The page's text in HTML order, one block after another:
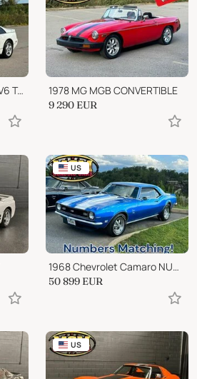
1991 Nissan 300ZX 3.0L V6 Twin Turbocharger 1978 MG MGB CONVERTIBLE
9 290 EUR
US
1968 Chevrolet Camaro NUMBERS MATCHING!!
50 899 EUR
US